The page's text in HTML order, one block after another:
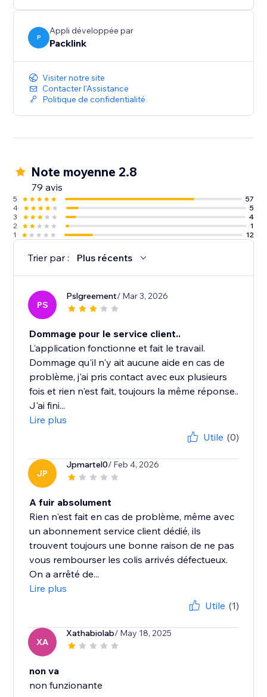
P
Appli développée par
Packlink
Visiter notre site
Contacter l'Assistance
Politique de confidentialité
Note moyenne 2.8
79 avis
5
57
4
5
3
4
2
1
1
12
Trier par : Plus récents
PS
Pslgreement/ Mar 3, 2026
Dommage pour le service client..
L'application fonctionne et fait le travail.
Dommage qu'il n'y ait aucune aide en cas de
problème, j'ai pris contact avec eux plusieurs
fois et rien n'est fait, toujours la même réponse..
J'ai fini...
Lire plus
Utile (0)
JP
Jpmartel0/ Feb 4, 2026
A fuir absolument
Rien n'est fait en cas de problème, même avec
un abonnement service client dédié, ils
trouvent toujours une bonne raison de ne pas
vous rembourser les colis arrivés défectueux.
On a arrêté de...
Lire plus
Utile (1)
XA
Xathabiolab/ May 18, 2025
non va
non funzionante